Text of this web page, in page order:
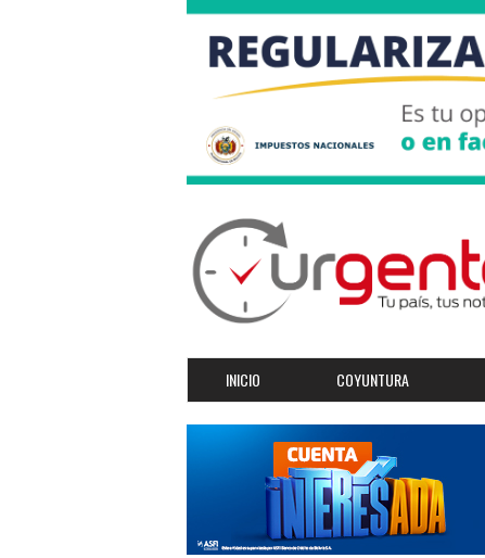
INICIO COYUNTURA